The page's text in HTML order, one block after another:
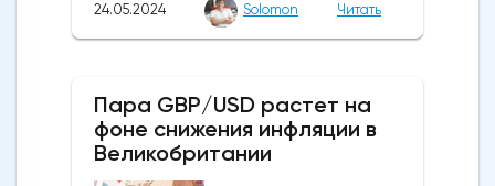
бычьих колебаний, которые могут развеять
криптовалюты.Курс супер-альткоина не
рос до тех пор, пока за неделю до
24.05.2024 Solomon Читать
Пара GBP/USD растет на
фоне снижения инфляции в
Великобритании